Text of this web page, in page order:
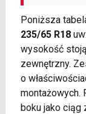
Poniższa
235/65 R18
wysokość
zewnętrzny.
o
montażowych.
boku jako ciąg